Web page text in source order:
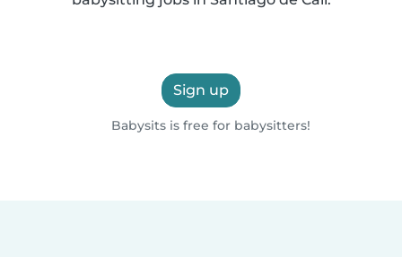
Sign up
Babysits is free for babysitters!